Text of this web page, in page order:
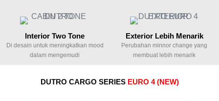
Interior Two Tone
Di desain untuk meningkatkan mood
dalam mengemudi
Exterior Lebih Menarik
Perubahan minnor change yang
membuat lebih menarik
DUTRO CARGO SERIES EURO 4 (NEW)